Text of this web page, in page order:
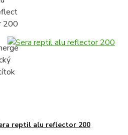
reptil alu reflector 200